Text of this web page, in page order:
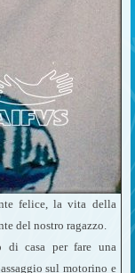
felice, la vita della
del nostro ragazzo.
di casa per fare una
sul motorino e